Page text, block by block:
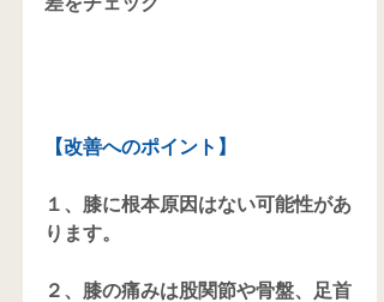
【改善へのポイント】
１、膝に根本原因はない可能性があ
ります。
２、膝の痛みは股関節や骨盤、足首